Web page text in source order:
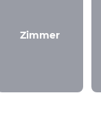
Zimmer